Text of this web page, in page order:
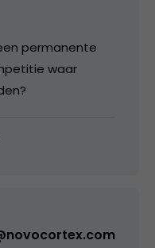
permanente
waar